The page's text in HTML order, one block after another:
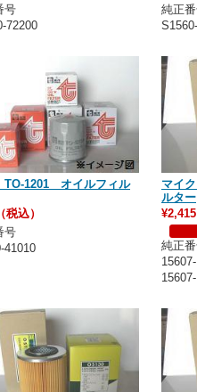
号
72200
純正
1201 オイルフィル
税込）
号
41010
マイ
ルター
¥2,415
純正